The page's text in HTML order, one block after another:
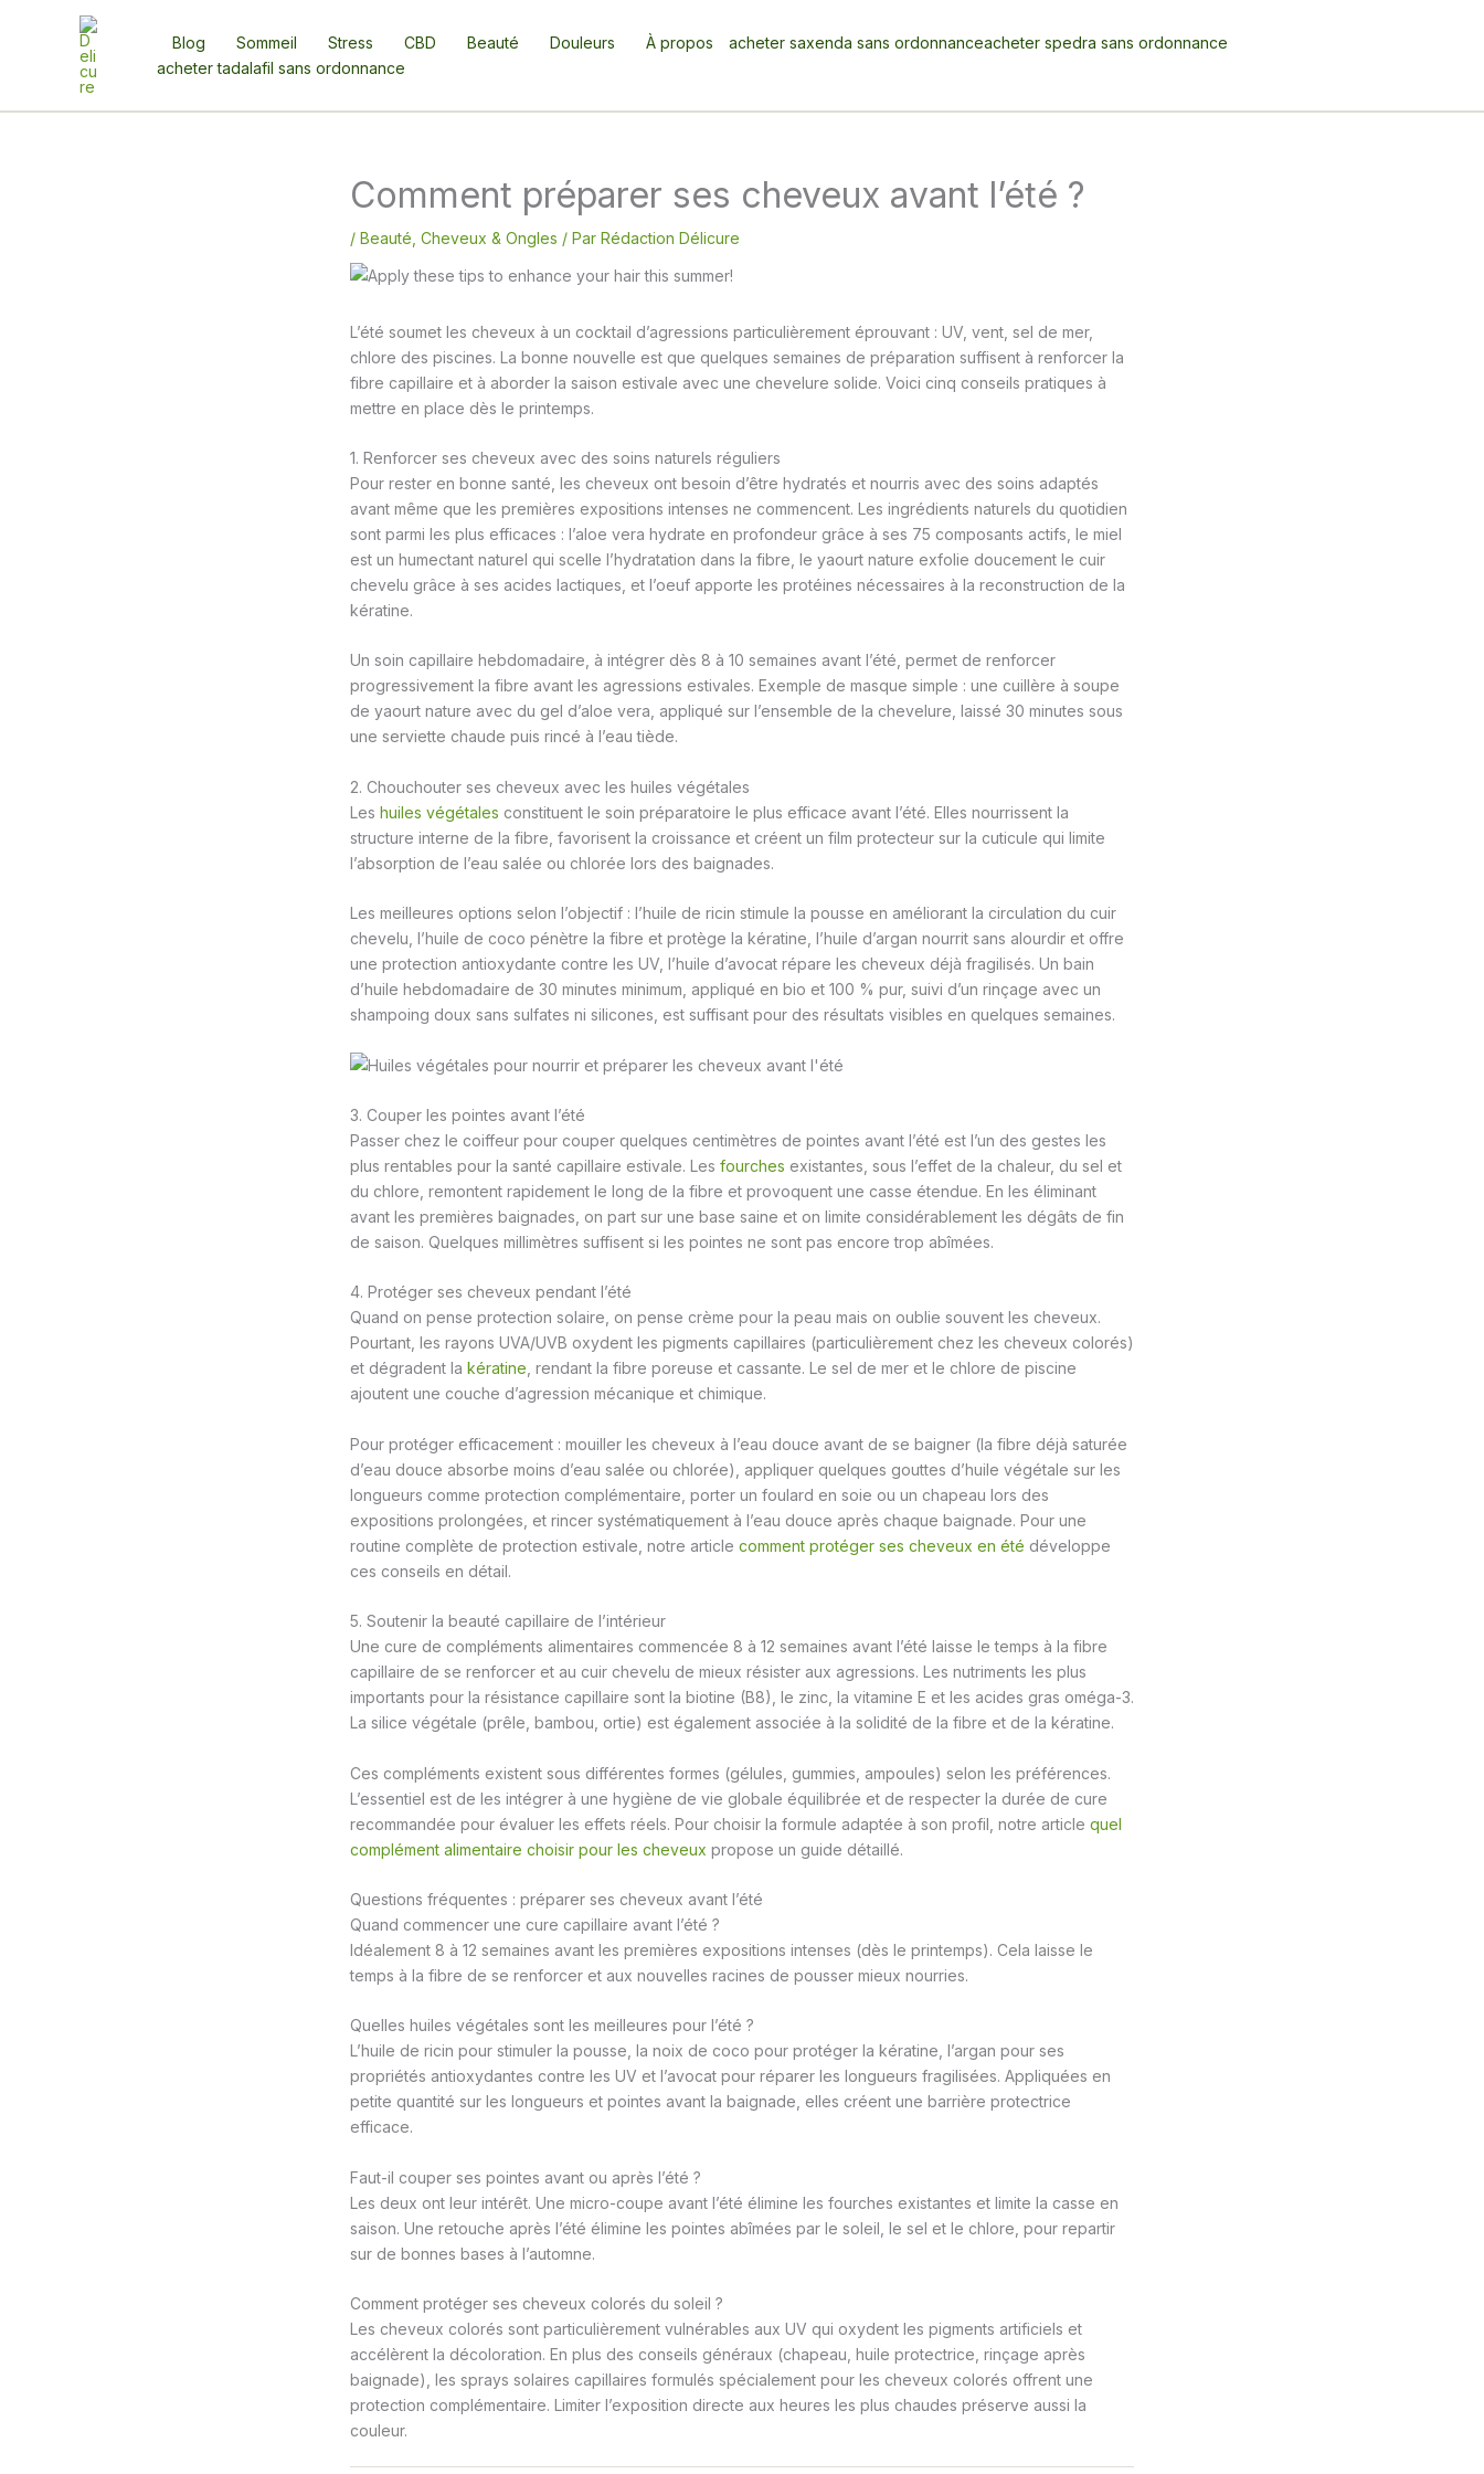
Blog Sommeil Stress CBD Beauté Douleurs À propos acheter saxenda sans ordonnanceacheter spedra sans ordonnance
acheter tadalafil sans ordonnance
Comment préparer ses cheveux avant l’été ?
/ Beauté Cheveux & Ongles / Par Rédaction Délicure
L’été soumet les cheveux à un cocktail d’agressions particulièrement éprouvant : UV, vent, sel de mer,
chlore des piscines. La bonne nouvelle est que quelques semaines de préparation suffisent à renforcer la
fibre capillaire et à aborder la saison estivale avec une chevelure solide. Voici cinq conseils pratiques à
mettre en place dès le printemps.
1. Renforcer ses cheveux avec des soins naturels réguliers
Pour rester en bonne santé, les cheveux ont besoin d’être hydratés et nourris avec des soins adaptés
avant même que les premières expositions intenses ne commencent. Les ingrédients naturels du quotidien
sont parmi les plus efficaces : l’aloe vera hydrate en profondeur grâce à ses 75 composants actifs, le miel
est un humectant naturel qui scelle l’hydratation dans la fibre, le yaourt nature exfolie doucement le cuir
chevelu grâce à ses acides lactiques, et l’oeuf apporte les protéines nécessaires à la reconstruction de la
kératine.
Un soin capillaire hebdomadaire, à intégrer dès 8 à 10 semaines avant l’été, permet de renforcer
progressivement la fibre avant les agressions estivales. Exemple de masque simple : une cuillère à soupe
de yaourt nature avec du gel d’aloe vera, appliqué sur l’ensemble de la chevelure, laissé 30 minutes sous
une serviette chaude puis rincé à l’eau tiède.
2. Chouchouter ses cheveux avec les huiles végétales
Les huiles végétales constituent le soin préparatoire le plus efficace avant l’été. Elles nourrissent la
structure interne de la fibre, favorisent la croissance et créent un film protecteur sur la cuticule qui limite
l’absorption de l’eau salée ou chlorée lors des baignades.
Les meilleures options selon l’objectif : l’huile de ricin stimule la pousse en améliorant la circulation du cuir
chevelu, l’huile de coco pénètre la fibre et protège la kératine, l’huile d’argan nourrit sans alourdir et offre
une protection antioxydante contre les UV, l’huile d’avocat répare les cheveux déjà fragilisés. Un bain
d’huile hebdomadaire de 30 minutes minimum, appliqué en bio et 100 % pur, suivi d’un rinçage avec un
shampoing doux sans sulfates ni silicones, est suffisant pour des résultats visibles en quelques semaines.
3. Couper les pointes avant l’été
Passer chez le coiffeur pour couper quelques centimètres de pointes avant l’été est l’un des gestes les
plus rentables pour la santé capillaire estivale. Les fourches existantes, sous l’effet de la chaleur, du sel et
du chlore, remontent rapidement le long de la fibre et provoquent une casse étendue. En les éliminant
avant les premières baignades, on part sur une base saine et on limite considérablement les dégâts de fin
de saison. Quelques millimètres suffisent si les pointes ne sont pas encore trop abîmées.
4. Protéger ses cheveux pendant l’été
Quand on pense protection solaire, on pense crème pour la peau mais on oublie souvent les cheveux.
Pourtant, les rayons UVA/UVB oxydent les pigments capillaires (particulièrement chez les cheveux colorés)
et dégradent la kératine, rendant la fibre poreuse et cassante. Le sel de mer et le chlore de piscine
ajoutent une couche d’agression mécanique et chimique.
Pour protéger efficacement : mouiller les cheveux à l’eau douce avant de se baigner (la fibre déjà saturée
d’eau douce absorbe moins d’eau salée ou chlorée), appliquer quelques gouttes d’huile végétale sur les
longueurs comme protection complémentaire, porter un foulard en soie ou un chapeau lors des
expositions prolongées, et rincer systématiquement à l’eau douce après chaque baignade. Pour une
routine complète de protection estivale, notre article comment protéger ses cheveux en été développe
ces conseils en détail.
5. Soutenir la beauté capillaire de l’intérieur
Une cure de compléments alimentaires commencée 8 à 12 semaines avant l’été laisse le temps à la fibre
capillaire de se renforcer et au cuir chevelu de mieux résister aux agressions. Les nutriments les plus
importants pour la résistance capillaire sont la biotine (B8), le zinc, la vitamine E et les acides gras oméga-3.
La silice végétale (prêle, bambou, ortie) est également associée à la solidité de la fibre et de la kératine.
Ces compléments existent sous différentes formes (gélules, gummies, ampoules) selon les préférences.
L’essentiel est de les intégrer à une hygiène de vie globale équilibrée et de respecter la durée de cure
recommandée pour évaluer les effets réels. Pour choisir la formule adaptée à son profil, notre article quel
complément alimentaire choisir pour les cheveux propose un guide détaillé.
Questions fréquentes : préparer ses cheveux avant l’été
Quand commencer une cure capillaire avant l’été ?
Idéalement 8 à 12 semaines avant les premières expositions intenses (dès le printemps). Cela laisse le
temps à la fibre de se renforcer et aux nouvelles racines de pousser mieux nourries.
Quelles huiles végétales sont les meilleures pour l’été ?
L’huile de ricin pour stimuler la pousse, la noix de coco pour protéger la kératine, l’argan pour ses
propriétés antioxydantes contre les UV et l’avocat pour réparer les longueurs fragilisées. Appliquées en
petite quantité sur les longueurs et pointes avant la baignade, elles créent une barrière protectrice
efficace.
Faut-il couper ses pointes avant ou après l’été ?
Les deux ont leur intérêt. Une micro-coupe avant l’été élimine les fourches existantes et limite la casse en
saison. Une retouche après l’été élimine les pointes abîmées par le soleil, le sel et le chlore, pour repartir
sur de bonnes bases à l’automne.
Comment protéger ses cheveux colorés du soleil ?
Les cheveux colorés sont particulièrement vulnérables aux UV qui oxydent les pigments artificiels et
accélèrent la décoloration. En plus des conseils généraux (chapeau, huile protectrice, rinçage après
baignade), les sprays solaires capillaires formulés spécialement pour les cheveux colorés offrent une
protection complémentaire. Limiter l’exposition directe aux heures les plus chaudes préserve aussi la
couleur.